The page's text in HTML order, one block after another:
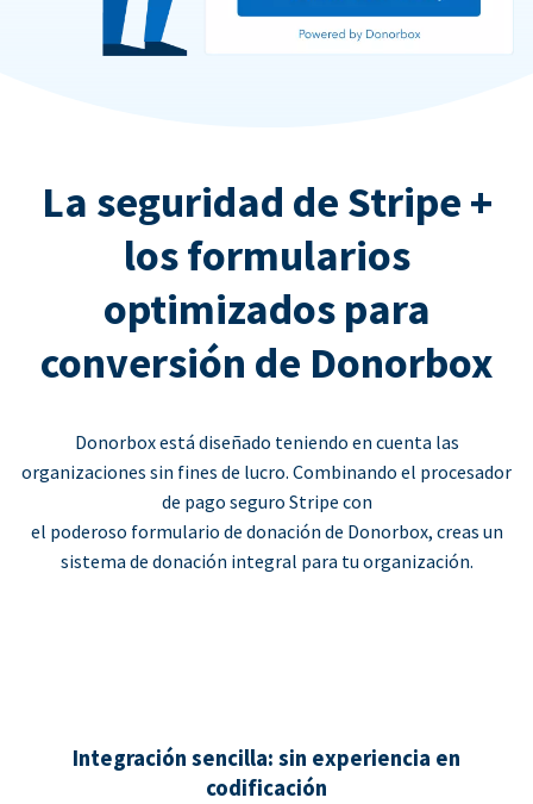
La seguridad de Stripe +
los formularios
optimizados para
conversión de Donorbox
Donorbox está diseñado teniendo en cuenta las
organizaciones sin fines de lucro. Combinando el procesador
de pago seguro Stripe con
el poderoso formulario de donación de Donorbox, creas un
sistema de donación integral para tu organización.
Integración sencilla: sin experiencia en
codificación